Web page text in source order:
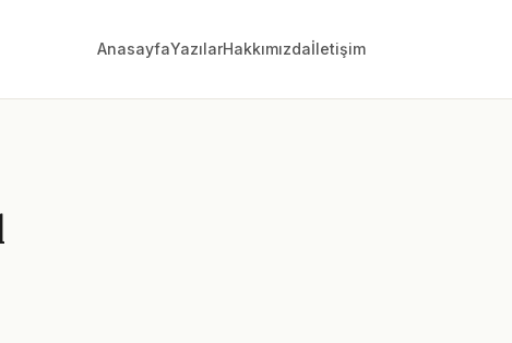
AnasayfaYazılarHakkımızdaİletişim